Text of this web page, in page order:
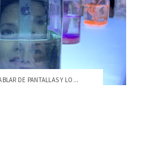
DE PANTALLAS Y LO...